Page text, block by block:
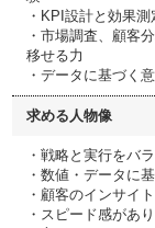
・KPI設計と効果
・市場調査、顧客
移せる力
・データに基づく
求める人物像
・戦略と実行をバ
・数値・データに
・顧客のインサイ
・スピード感があ